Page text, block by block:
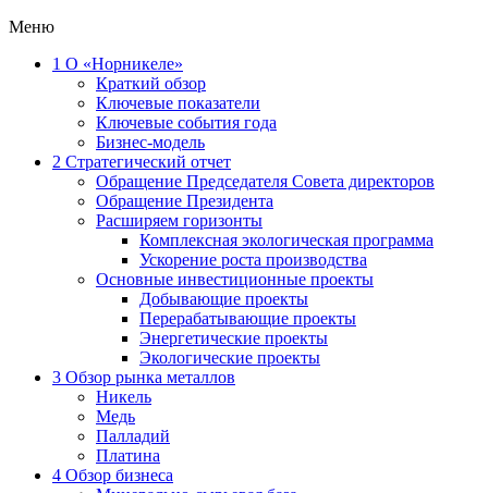
Меню
1 О «Норникеле»
Краткий обзор
Ключевые показатели
Ключевые события года
Бизнес-модель
2 Стратегический отчет
Обращение Председателя Совета директоров
Обращение Президента
Расширяем горизонты
Комплексная экологическая программа
Ускорение роста производства
Основные инвестиционные проекты
Добывающие проекты
Перерабатывающие проекты
Энергетические проекты
Экологические проекты
3 Обзор рынка металлов
Никель
Медь
Палладий
Платина
4 Обзор бизнеса